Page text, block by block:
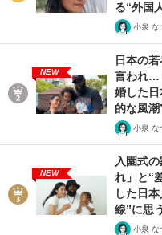
る“外国
小泉 な
NEW
日本の
言われ…
婚した
的な風
小泉 な
NEW
入園式
れ」と“
した日
線”に思
小泉 な